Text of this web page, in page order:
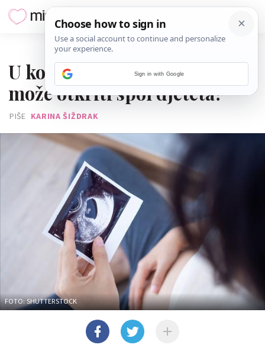
U kojem tjednu se najranije
može otkriti spol djeteta?
PIŠE KARINA ŠIŽDRAK
FOTO: SHUTTERSTOCK
Sign in with Google